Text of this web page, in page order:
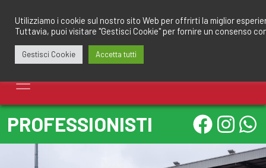
contenuto
PROFESSIONISTI
Utilizziamo i cookie sul nostro sito Web per offrirti la miglior
Tuttavia, puoi visitare "Gestisci Cookie" per fornire un consenso
Gestisci Cookie Accetta tutti